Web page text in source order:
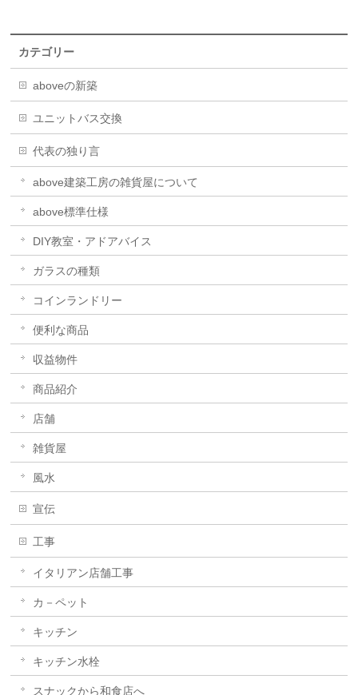
カテゴリー
aboveの新築
ユニットバス交換
代表の独り言
above建築工房の雑貨屋について
above標準仕様
DIY教室・アドアバイス
ガラスの種類
コインランドリー
便利な商品
収益物件
商品紹介
店舗
雑貨屋
風水
宣伝
工事
イタリアン店舗工事
カ－ペット
キッチン
キッチン水栓
スナックから和食店へ